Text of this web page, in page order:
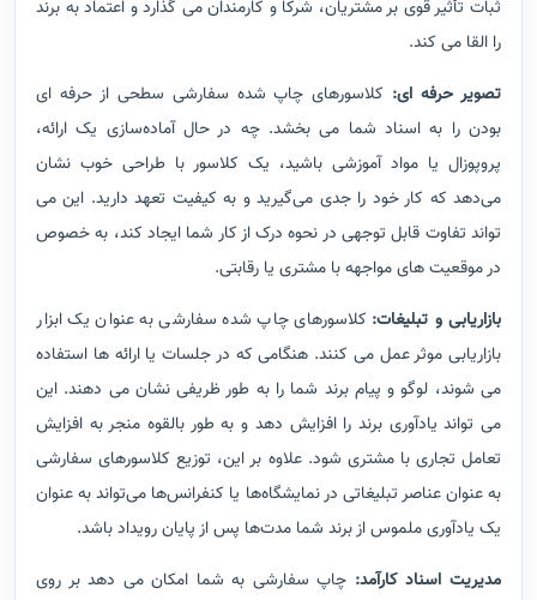
ثبات تأثیر قوی بر مشتریان، شرکا و کارمندان می گذارد و اعتماد به برند
را القا می کند.
تصویر حرفه ای: کلاسورهای چاپ شده سفارشی سطحی از حرفه ای
بودن را به اسناد شما می بخشد. چه در حال آماده‌سازی یک ارائه،
پروپوزال یا مواد آموزشی باشید، یک کلاسور با طراحی خوب نشان
می‌دهد که کار خود را جدی می‌گیرید و به کیفیت تعهد دارید. این می
تواند تفاوت قابل توجهی در نحوه درک از کار شما ایجاد کند، به خصوص
در موقعیت های مواجهه با مشتری یا رقابتی.
بازاریابی و تبلیغات: کلاسورهای چاپ شده سفارشی به عنوان یک ابزار
بازاریابی موثر عمل می کنند. هنگامی که در جلسات یا ارائه ها استفاده
می شوند، لوگو و پیام برند شما را به طور ظریفی نشان می دهند. این
می تواند یادآوری برند را افزایش دهد و به طور بالقوه منجر به افزایش
تعامل تجاری با مشتری شود. علاوه بر این، توزیع کلاسورهای سفارشی
به عنوان عناصر تبلیغاتی در نمایشگاه‌ها یا کنفرانس‌ها می‌تواند به عنوان
یک یادآوری ملموس از برند شما مدت‌ها پس از پایان رویداد باشد.
مدیریت اسناد کارآمد: چاپ سفارشی به شما امکان می دهد بر روی